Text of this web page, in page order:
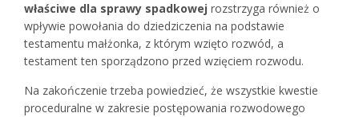
właściwe dla sprawy spadkowej rozstrzyga również o
wpływie powołania do dziedziczenia na podstawie
testamentu małżonka, z którym wzięto rozwód, a
testament ten sporządzono przed wzięciem rozwodu.
Na zakończenie trzeba powiedzieć, że wszystkie kwestie
proceduralne w zakresie postępowania rozwodowego